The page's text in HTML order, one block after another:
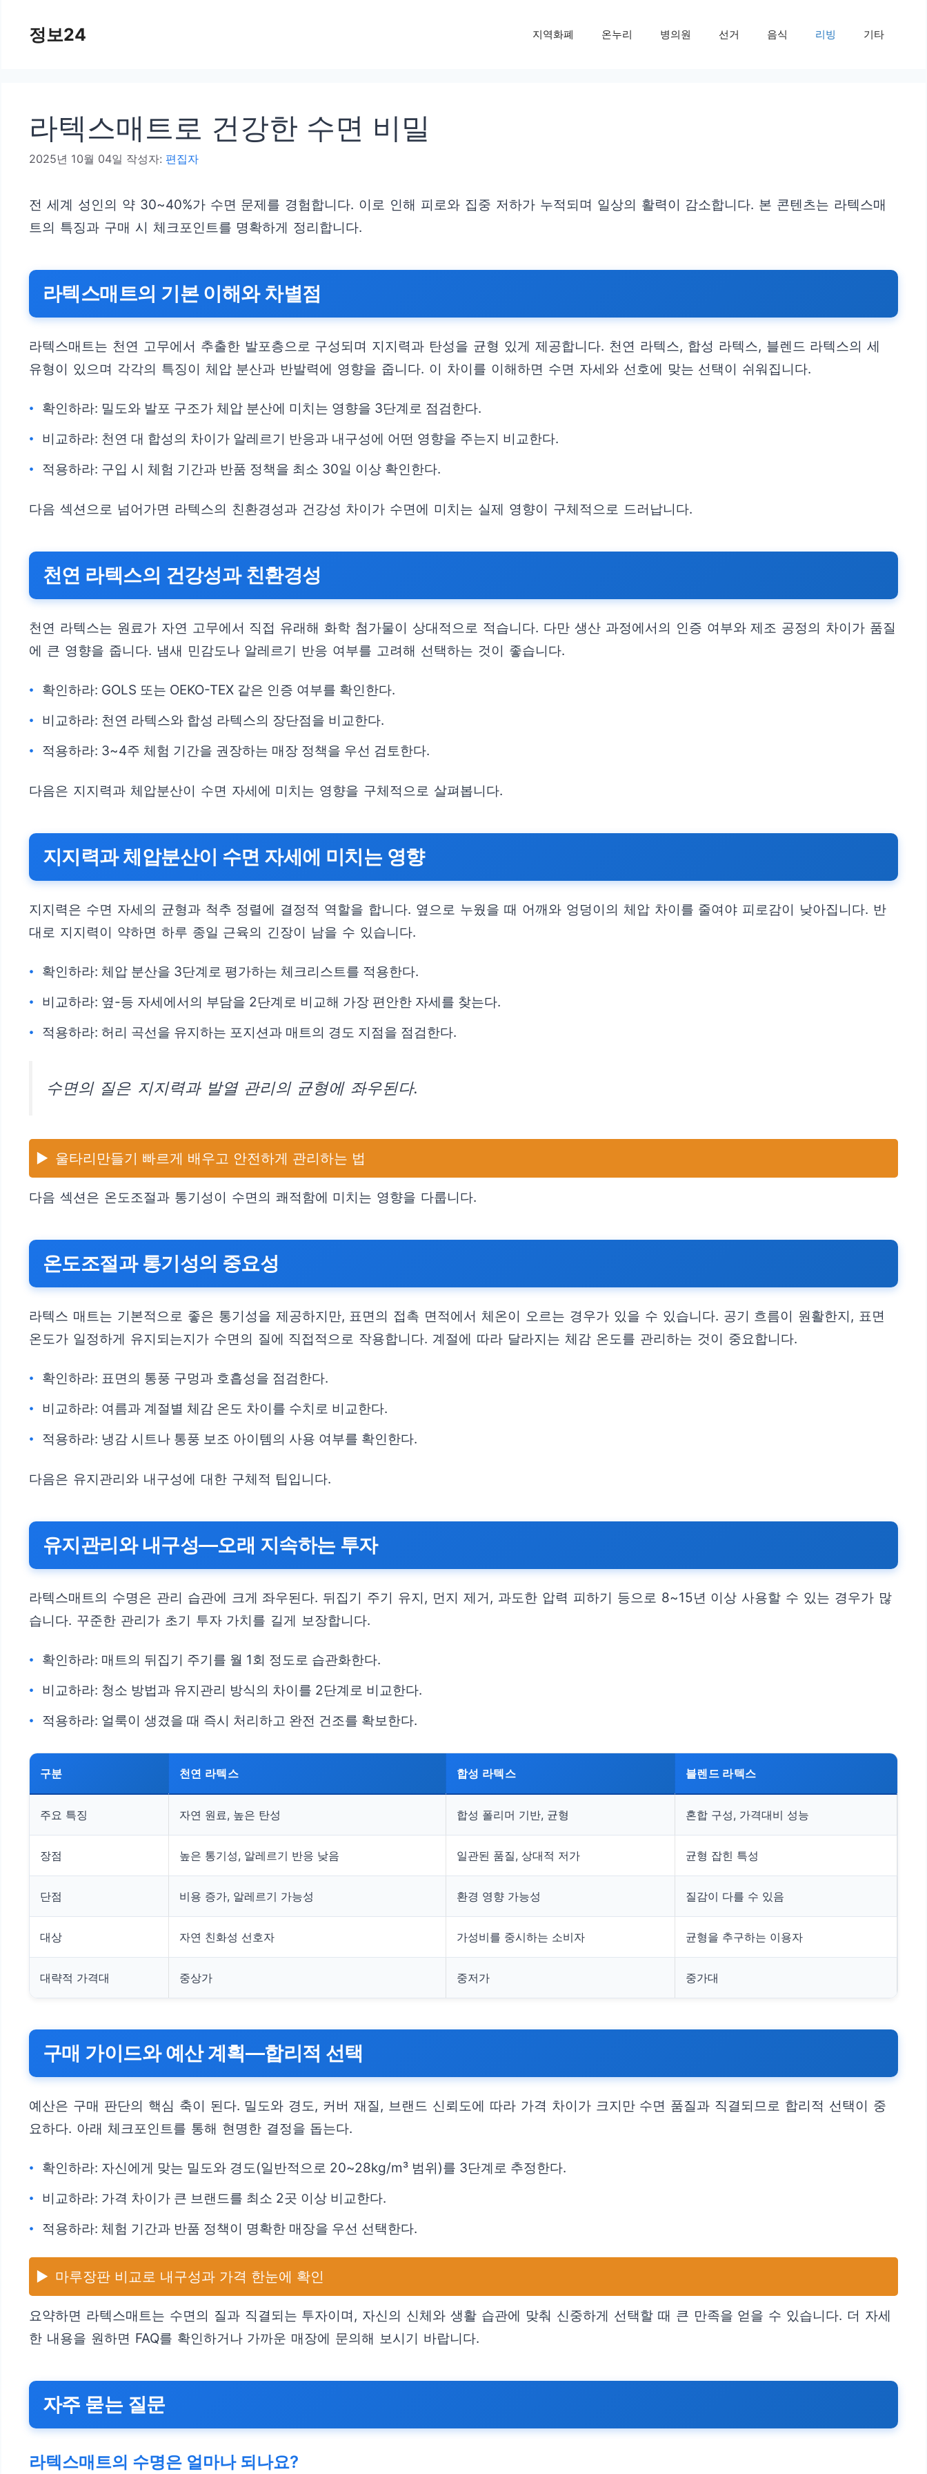
정보24 지역화폐 온누리 병의원 선거 음식 리빙 기타
라텍스매트로 건강한 수면 비밀
2025년 10월 04일 작성자: 편집자
전 세계 성인의 약 30~40%가 수면 문제를 경험합니다. 이로 인해 피로와 집중 저하가 누적되며 일상의 활력이 감소합니다. 본 콘텐츠는 라텍스매
트의 특징과 구매 시 체크포인트를 명확하게 정리합니다.
라텍스매트의 기본 이해와 차별점
라텍스매트는 천연 고무에서 추출한 발포층으로 구성되며 지지력과 탄성을 균형 있게 제공합니다. 천연 라텍스, 합성 라텍스, 블렌드 라텍스의 세
유형이 있으며 각각의 특징이 체압 분산과 반발력에 영향을 줍니다. 이 차이를 이해하면 수면 자세와 선호에 맞는 선택이 쉬워집니다.
확인하라: 밀도와 발포 구조가 체압 분산에 미치는 영향을 3단계로 점검한다.
비교하라: 천연 대 합성의 차이가 알레르기 반응과 내구성에 어떤 영향을 주는지 비교한다.
적용하라: 구입 시 체험 기간과 반품 정책을 최소 30일 이상 확인한다.
다음 섹션으로 넘어가면 라텍스의 친환경성과 건강성 차이가 수면에 미치는 실제 영향이 구체적으로 드러납니다.
천연 라텍스의 건강성과 친환경성
천연 라텍스는 원료가 자연 고무에서 직접 유래해 화학 첨가물이 상대적으로 적습니다. 다만 생산 과정에서의 인증 여부와 제조 공정의 차이가 품질
에 큰 영향을 줍니다. 냄새 민감도나 알레르기 반응 여부를 고려해 선택하는 것이 좋습니다.
확인하라: GOLS 또는 OEKO-TEX 같은 인증 여부를 확인한다.
비교하라: 천연 라텍스와 합성 라텍스의 장단점을 비교한다.
적용하라: 3~4주 체험 기간을 권장하는 매장 정책을 우선 검토한다.
다음은 지지력과 체압분산이 수면 자세에 미치는 영향을 구체적으로 살펴봅니다.
지지력과 체압분산이 수면 자세에 미치는 영향
지지력은 수면 자세의 균형과 척추 정렬에 결정적 역할을 합니다. 옆으로 누웠을 때 어깨와 엉덩이의 체압 차이를 줄여야 피로감이 낮아집니다. 반
대로 지지력이 약하면 하루 종일 근육의 긴장이 남을 수 있습니다.
확인하라: 체압 분산을 3단계로 평가하는 체크리스트를 적용한다.
비교하라: 옆-등 자세에서의 부담을 2단계로 비교해 가장 편안한 자세를 찾는다.
적용하라: 허리 곡선을 유지하는 포지션과 매트의 경도 지점을 점검한다.
수면의 질은 지지력과 발열 관리의 균형에 좌우된다.
▶️ 울타리만들기 빠르게 배우고 안전하게 관리하는 법
다음 섹션은 온도조절과 통기성이 수면의 쾌적함에 미치는 영향을 다룹니다.
온도조절과 통기성의 중요성
라텍스 매트는 기본적으로 좋은 통기성을 제공하지만, 표면의 접촉 면적에서 체온이 오르는 경우가 있을 수 있습니다. 공기 흐름이 원활한지, 표면
온도가 일정하게 유지되는지가 수면의 질에 직접적으로 작용합니다. 계절에 따라 달라지는 체감 온도를 관리하는 것이 중요합니다.
확인하라: 표면의 통풍 구멍과 호흡성을 점검한다.
비교하라: 여름과 계절별 체감 온도 차이를 수치로 비교한다.
적용하라: 냉감 시트나 통풍 보조 아이템의 사용 여부를 확인한다.
다음은 유지관리와 내구성에 대한 구체적 팁입니다.
유지관리와 내구성—오래 지속하는 투자
라텍스매트의 수명은 관리 습관에 크게 좌우된다. 뒤집기 주기 유지, 먼지 제거, 과도한 압력 피하기 등으로 8~15년 이상 사용할 수 있는 경우가 많
습니다. 꾸준한 관리가 초기 투자 가치를 길게 보장합니다.
확인하라: 매트의 뒤집기 주기를 월 1회 정도로 습관화한다.
비교하라: 청소 방법과 유지관리 방식의 차이를 2단계로 비교한다.
적용하라: 얼룩이 생겼을 때 즉시 처리하고 완전 건조를 확보한다.
구분 천연 라텍스 합성 라텍스 블렌드 라텍스
주요 특징 자연 원료, 높은 탄성 합성 폴리머 기반, 균형 혼합 구성, 가격대비 성능
장점 높은 통기성, 알레르기 반응 낮음 일관된 품질, 상대적 저가 균형 잡힌 특성
단점 비용 증가, 알레르기 가능성 환경 영향 가능성 질감이 다를 수 있음
대상 자연 친화성 선호자 가성비를 중시하는 소비자 균형을 추구하는 이용자
대략적 가격대 중상가 중저가 중가대
구매 가이드와 예산 계획—합리적 선택
예산은 구매 판단의 핵심 축이 된다. 밀도와 경도, 커버 재질, 브랜드 신뢰도에 따라 가격 차이가 크지만 수면 품질과 직결되므로 합리적 선택이 중
요하다. 아래 체크포인트를 통해 현명한 결정을 돕는다.
확인하라: 자신에게 맞는 밀도와 경도(일반적으로 20~28kg/m³ 범위)를 3단계로 추정한다.
비교하라: 가격 차이가 큰 브랜드를 최소 2곳 이상 비교한다.
적용하라: 체험 기간과 반품 정책이 명확한 매장을 우선 선택한다.
▶️ 마루장판 비교로 내구성과 가격 한눈에 확인
요약하면 라텍스매트는 수면의 질과 직결되는 투자이며, 자신의 신체와 생활 습관에 맞춰 신중하게 선택할 때 큰 만족을 얻을 수 있습니다. 더 자세
한 내용을 원하면 FAQ를 확인하거나 가까운 매장에 문의해 보시기 바랍니다.
자주 묻는 질문
라텍스매트의 수명은 얼마나 되나요?